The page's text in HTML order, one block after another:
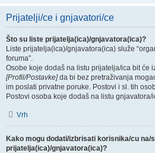
Prijatelji/ce i gnjavatori/ce
Što su liste prijatelja(ica)/gnjavatora(ica)?
Liste prijatelja(ica)/gnjavatora(ica) služe
foruma”.
Osobe koje dodaš na listu prijatelja/ica bit će
[Profil/Postavke]da bi bez pretraživanja
im poslati privatne poruke. Postovi i sl. tih
Postovi osoba koje dodaš na listu
Vrh
Kako mogu dodati/izbrisati korisnika/cu na/
prijatelja(ica)/gnjavatora(ica)?